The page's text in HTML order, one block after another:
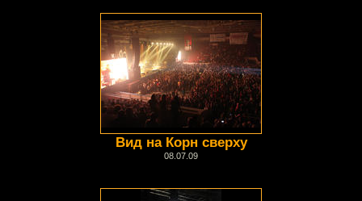
Вид на Корн сверху
08.07.09